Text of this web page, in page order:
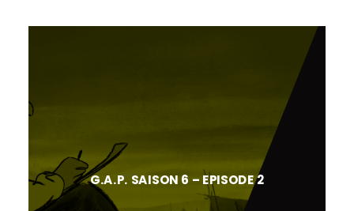
G.A.P. SAISON 6 – EPISODE 2